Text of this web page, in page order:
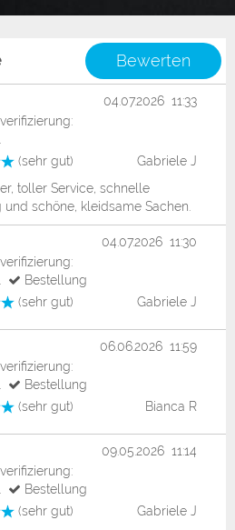
Bewerten
(sehr gut) Gabriele J
04.07.2026 11:33
toller Service, schnelle
und schöne, kleidsame Sachen.
(sehr gut) Gabriele J
04.07.2026 11:30
Bestellung
(sehr gut) Bianca R
06.06.2026 11:59
Bestellung
(sehr gut) Gabriele J
09.05.2026 11:14
Bestellung